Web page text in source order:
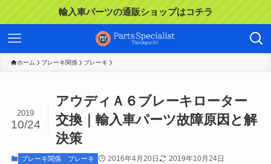
輸入車パーツの通販ショップはコチラ
ホーム ブレーキ関係 ブレーキ
アウディＡ６ブレーキローター
交換｜輸入車パーツ故障原因と解
決策
2019
10/24
ブレーキ関係 ブレーキ 2016年4月20日 2019年10月24日